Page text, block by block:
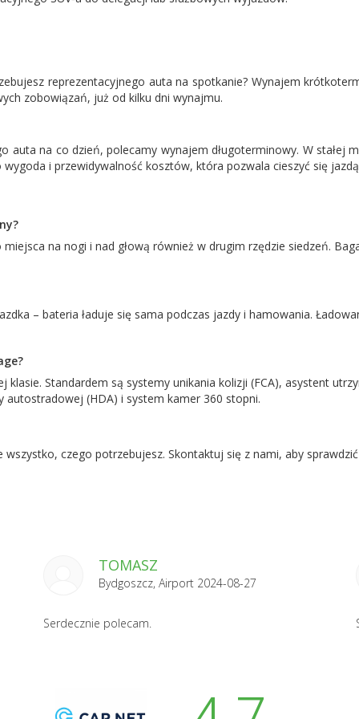
reprezentacyjnego auta na spotkanie? Wynajem
zobowiązań, już od kilku dni wynajmu.
na co dzień, polecamy wynajem długoterminowy. W stałej
i przewidywalność kosztów, która pozwala cieszyć się
na nogi i nad głową również w drugim rzędzie siedzeń.
– bateria ładuje się sama podczas jazdy i hamowania.
Standardem są systemy unikania kolizji (FCA), asystent
(HDA) i system kamer 360 stopni.
czego potrzebujesz. Skontaktuj się z nami, aby
TOMASZ
Bydgoszcz, Airport 2024-08-27
Serdecznie polecam.